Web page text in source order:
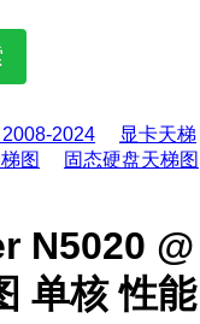
2024
显卡天梯
图
固态硬盘天梯图
N5020 @
单核 性能